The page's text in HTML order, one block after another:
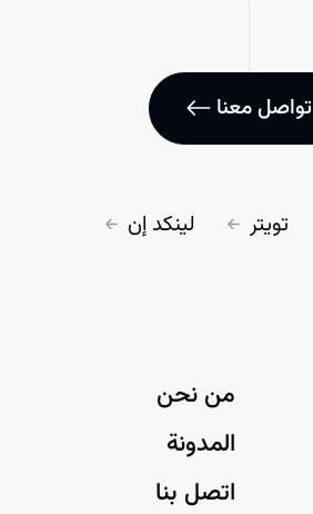
تواصل معنا
تويتر لينكد إن
من نحن
المدونة
اتصل بنا